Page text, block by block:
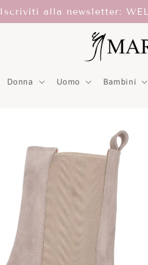
Iscriviti alla newsletter:
Donna Uomo Bambini